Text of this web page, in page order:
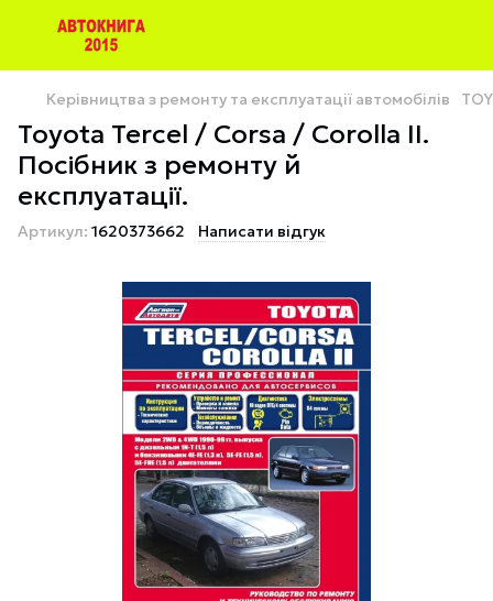
Керівництва з ремонту та експлуатації автомобілів
Toyota Tercel / Corsa / Corolla II.
Посібник з ремонту й
експлуатації.
Артикул: 1620373662 Написати відгук